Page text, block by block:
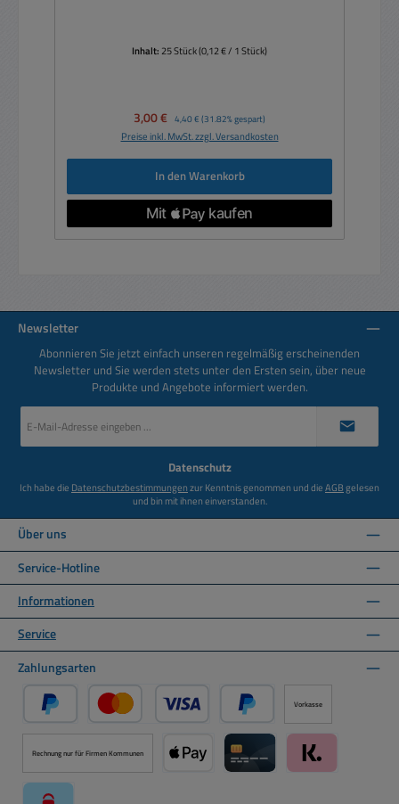
Inhalt:25 Stück(0,12 € / 1 Stück)
Verkaufspreis:
3,00 € Regulärer Preis:
4,40 € (31.82% gespart)
Preise inkl. MwSt. zzgl. Versandkosten
In den Warenkorb
Newsletter
Abonnieren Sie jetzt einfach unseren regelmäßig erscheinenden
Newsletter und Sie werden stets unter den Ersten sein, über neue
Produkte und Angebote informiert werden.
Mail-
Datenschutz
Ich habe die Datenschutzbestimmungenzur Kenntnis genommen und dieAGBgelesen
und bin mit ihnen einverstanden.
Über uns
Service-Hotline
Informationen
Service
Zahlungsarten
PayPal Kredit- oder Debitkarte über PayPal
Später Bezahlen über PayPal
Vorkasse
Rechnung nur für Firmen Kommunen